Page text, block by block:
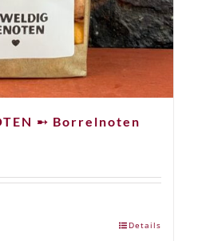
➸ Borrelnoten
Details